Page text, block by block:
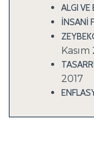
ALGI
İNSANİ
Kasım
2017